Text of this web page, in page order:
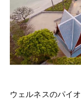
ウェルネスのパイ